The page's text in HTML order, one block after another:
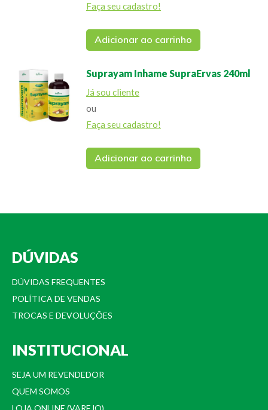
Faça seu cadastro!
Adicionar ao carrinho
Suprayam Inhame SupraErvas 240ml
Já sou cliente
ou
Faça seu cadastro!
Adicionar ao carrinho
DÚVIDAS
DÚVIDAS FREQUENTES
POLÍTICA DE VENDAS
TROCAS E DEVOLUÇÕES
INSTITUCIONAL
SEJA UM REVENDEDOR
QUEM SOMOS
LOJA ONLINE (VAREJO)